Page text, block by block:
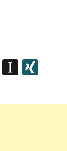
Tumblr